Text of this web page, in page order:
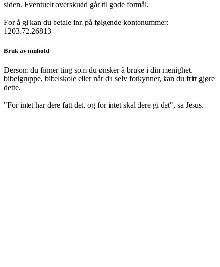
siden. Eventuelt overskudd går til gode formål.
For å gi kan du betale inn på følgende kontonummer:
1203.72.26813
Bruk av innhold
Dersom du finner ting som du ønsker å bruke i din menighet,
bibelgruppe, bibelskole eller når du selv forkynner, kan du fritt gjøre
dette.
"For intet har dere fått det, og for intet skal dere gi det", sa Jesus.